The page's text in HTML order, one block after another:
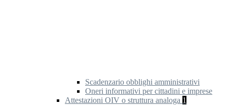
Scadenzario obblighi amministrativi
Oneri informativi per cittadini e imprese
Attestazioni OIV o struttura analoga 1